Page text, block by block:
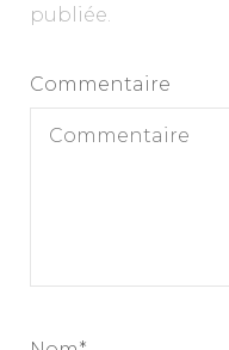
publiée.
Commentaire